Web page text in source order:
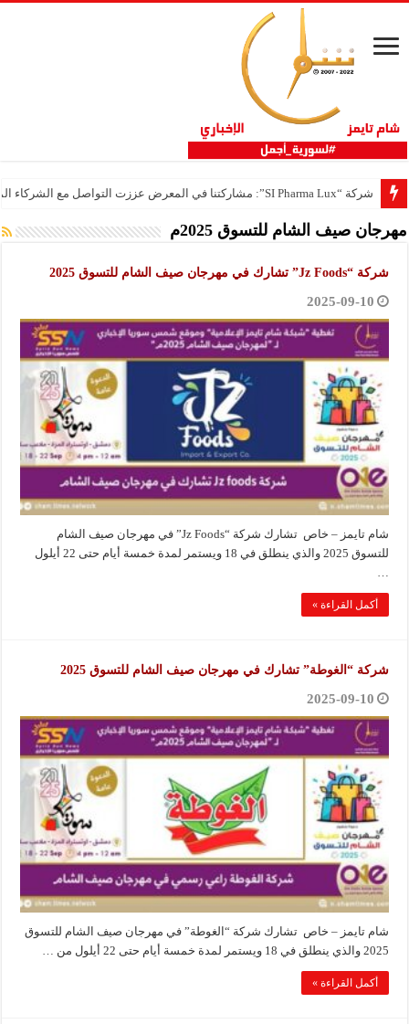
شركة “SI Pharma Lux”: مشاركتنا في المعرض عززت التواصل مع الشركاء المحليين والدوليين
مهرجان صيف الشام للتسوق 2025م
شركة “Jz Foods” تشارك في مهرجان صيف الشام للتسوق 2025
2025-09-10
شام تايمز – خاص تشارك شركة “Jz Foods” في مهرجان صيف الشام
للتسوق 2025 والذي ينطلق في 18 ويستمر لمدة خمسة أيام حتى 22 أيلول
أكمل القراءة »
شركة “الغوطة” تشارك في مهرجان صيف الشام للتسوق 2025
2025-09-10
شام تايمز – خاص تشارك شركة “الغوطة” في مهرجان صيف الشام للتسوق
2025 والذي ينطلق في 18 ويستمر لمدة خمسة أيام حتى 22 أيلول من …
أكمل القراءة »